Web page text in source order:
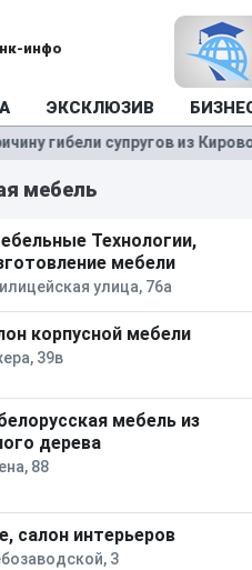
инфо
ЭКСКЛЮЗИВ
гибели супругов из Кирово-
мебель
Технологии,
мебели
улица, 76а
корпусной мебели
39в
мебель из
дерева
88
салон интерьеров
3